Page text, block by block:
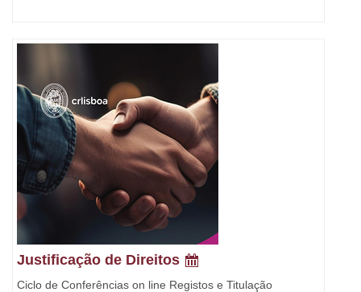
Justificação de Direitos
Ciclo de Conferências on line Registos e Titulação